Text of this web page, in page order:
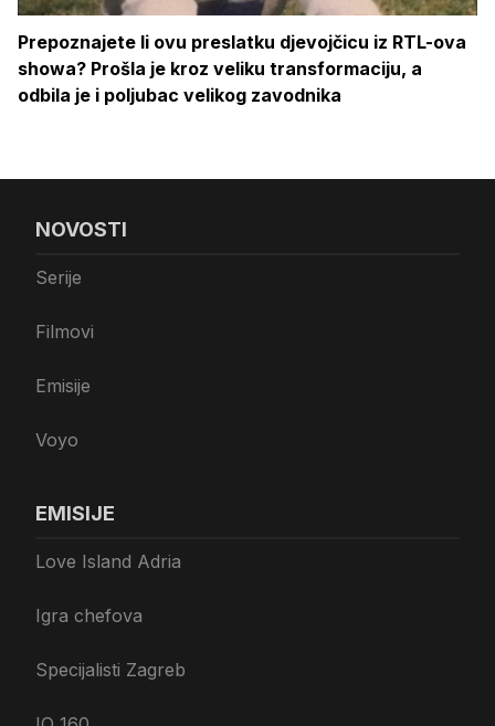
Prepoznajete li ovu preslatku djevojčicu iz RTL-ova
showa? Prošla je kroz veliku transformaciju, a
odbila je i poljubac velikog zavodnika
NOVOSTI
Serije
Filmovi
Emisije
Voyo
EMISIJE
Love Island Adria
Igra chefova
Specijalisti Zagreb